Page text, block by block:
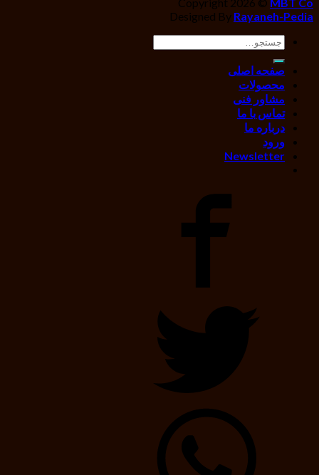
Designed By Rayaneh-Pedia
جستجو
صفحه اصلی
محصولات
مشاور فنی
تماس با ما
درباره ما
ورود
Newsletter